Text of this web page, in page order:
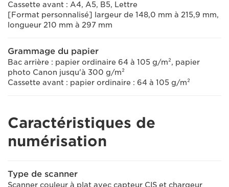
Cassette avant : A4, A5, B5, Lettre
[Format personnalisé] largeur de 148,0 mm à 215,9 mm,
longueur 210 mm à 297 mm
Grammage du papier
Bac arrière : papier ordinaire 64 à 105 g/m², papier
photo Canon jusqu'à 300 g/m²
Cassette avant : papier ordinaire : 64 à 105 g/m²
Caractéristiques de
numérisation
Type de scanner
Scanner couleur à plat avec capteur CIS et chargeur